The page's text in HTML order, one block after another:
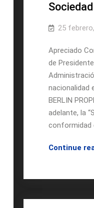
25
Apreciado
de
nacionalidad
BERLIN
adelante, la
conformidad
Continue